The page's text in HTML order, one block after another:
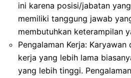
ini karena posisi/jabatan
memiliki tanggung jawab
membutuhkan keterampilan
Pengalaman Kerja:
kerja yang lebih lama
yang lebih tinggi.